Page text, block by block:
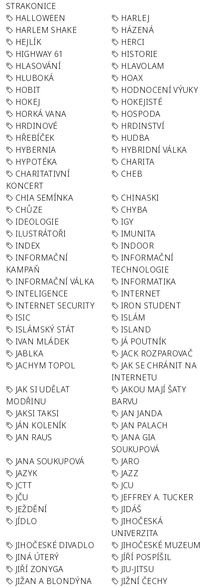
STRAKONICE
HALLOWEEN
HARLEJ
HARLEM SHAKE
HÁZENÁ
HEJLÍK
HERCI
HIGHWAY 61
HISTORIE
HLASOVÁNÍ
HLAVOLAM
HLUBOKÁ
HOAX
HOBIT
HODNOCENÍ VÝUKY
HOKEJ
HOKEJISTÉ
HORKÁ VANA
HOSPODA
HRDINOVÉ
HRDINSTVÍ
HŘEBÍČEK
HUDBA
HYBERNIA
HYBRIDNÍ VÁLKA
HYPOTÉKA
CHARITA
CHARITATIVNÍ
KONCERT
CHEB
CHIA SEMÍNKA
CHINASKI
CHŮZE
CHYBA
IDEOLOGIE
IGY
ILUSTRÁTOŘI
IMUNITA
INDEX
INDOOR
INFORMAČNÍ
KAMPAŇ
INFORMAČNÍ
TECHNOLOGIE
INFORMAČNÍ VÁLKA
INFORMATIKA
INTELIGENCE
INTERNET
INTERNET SECURITY
IRON STUDENT
ISIC
ISLÁM
ISLÁMSKÝ STÁT
ISLAND
IVAN MLÁDEK
JÁ POUTNÍK
JABLKA
JACK ROZPAROVAČ
JACHYM TOPOL
JAK SE CHRÁNIT NA
INTERNETU
JAK SI UDĚLAT
MODŘINU
JAKOU MAJÍ ŠATY
BARVU
JAKSI TAKSI
JAN JANDA
JÁN KOLENÍK
JAN PALACH
JAN RAUS
JANA GIA
SOUKUPOVÁ
JANA SOUKUPOVÁ
JARO
JAZYK
JAZZ
JCTT
JCU
JČU
JEFFREY A. TUCKER
JEŽDĚNÍ
JIDÁŠ
JÍDLO
JIHOČESKÁ
UNIVERZITA
JIHOČESKÉ DIVADLO
JIHOČESKÉ MUZEUM
JINÁ ÚTERÝ
JÍŘÍ POSPÍŠIL
JIŘÍ ZONYGA
JIU-JITSU
JIŽAN A BLONDÝNA
JIŽNÍ ČECHY